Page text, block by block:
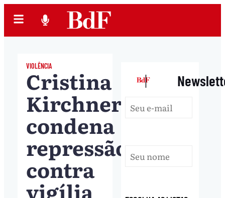
VIOLÊNCIA
Cristina
Kirchner
condena
repressão
contra
vigília
|